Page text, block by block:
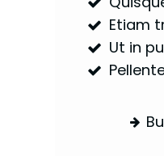
Etiam
Ut in